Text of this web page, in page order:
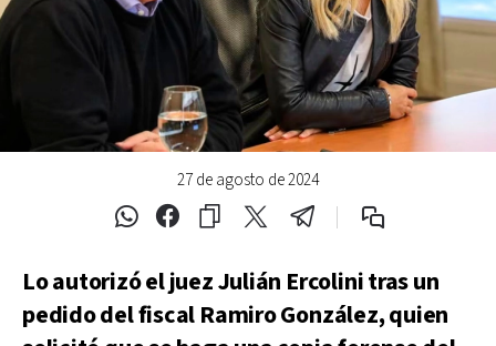
27 de agosto de 2024
Lo autorizó el juez Julián Ercolini tras un
pedido del fiscal Ramiro González, quien